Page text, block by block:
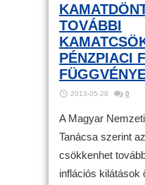
TOVÁBBI
PÉNZPIACI
2013-05-28 0
A Magyar
Tanácsa szerint
csökkenhet
inflációs kilátások